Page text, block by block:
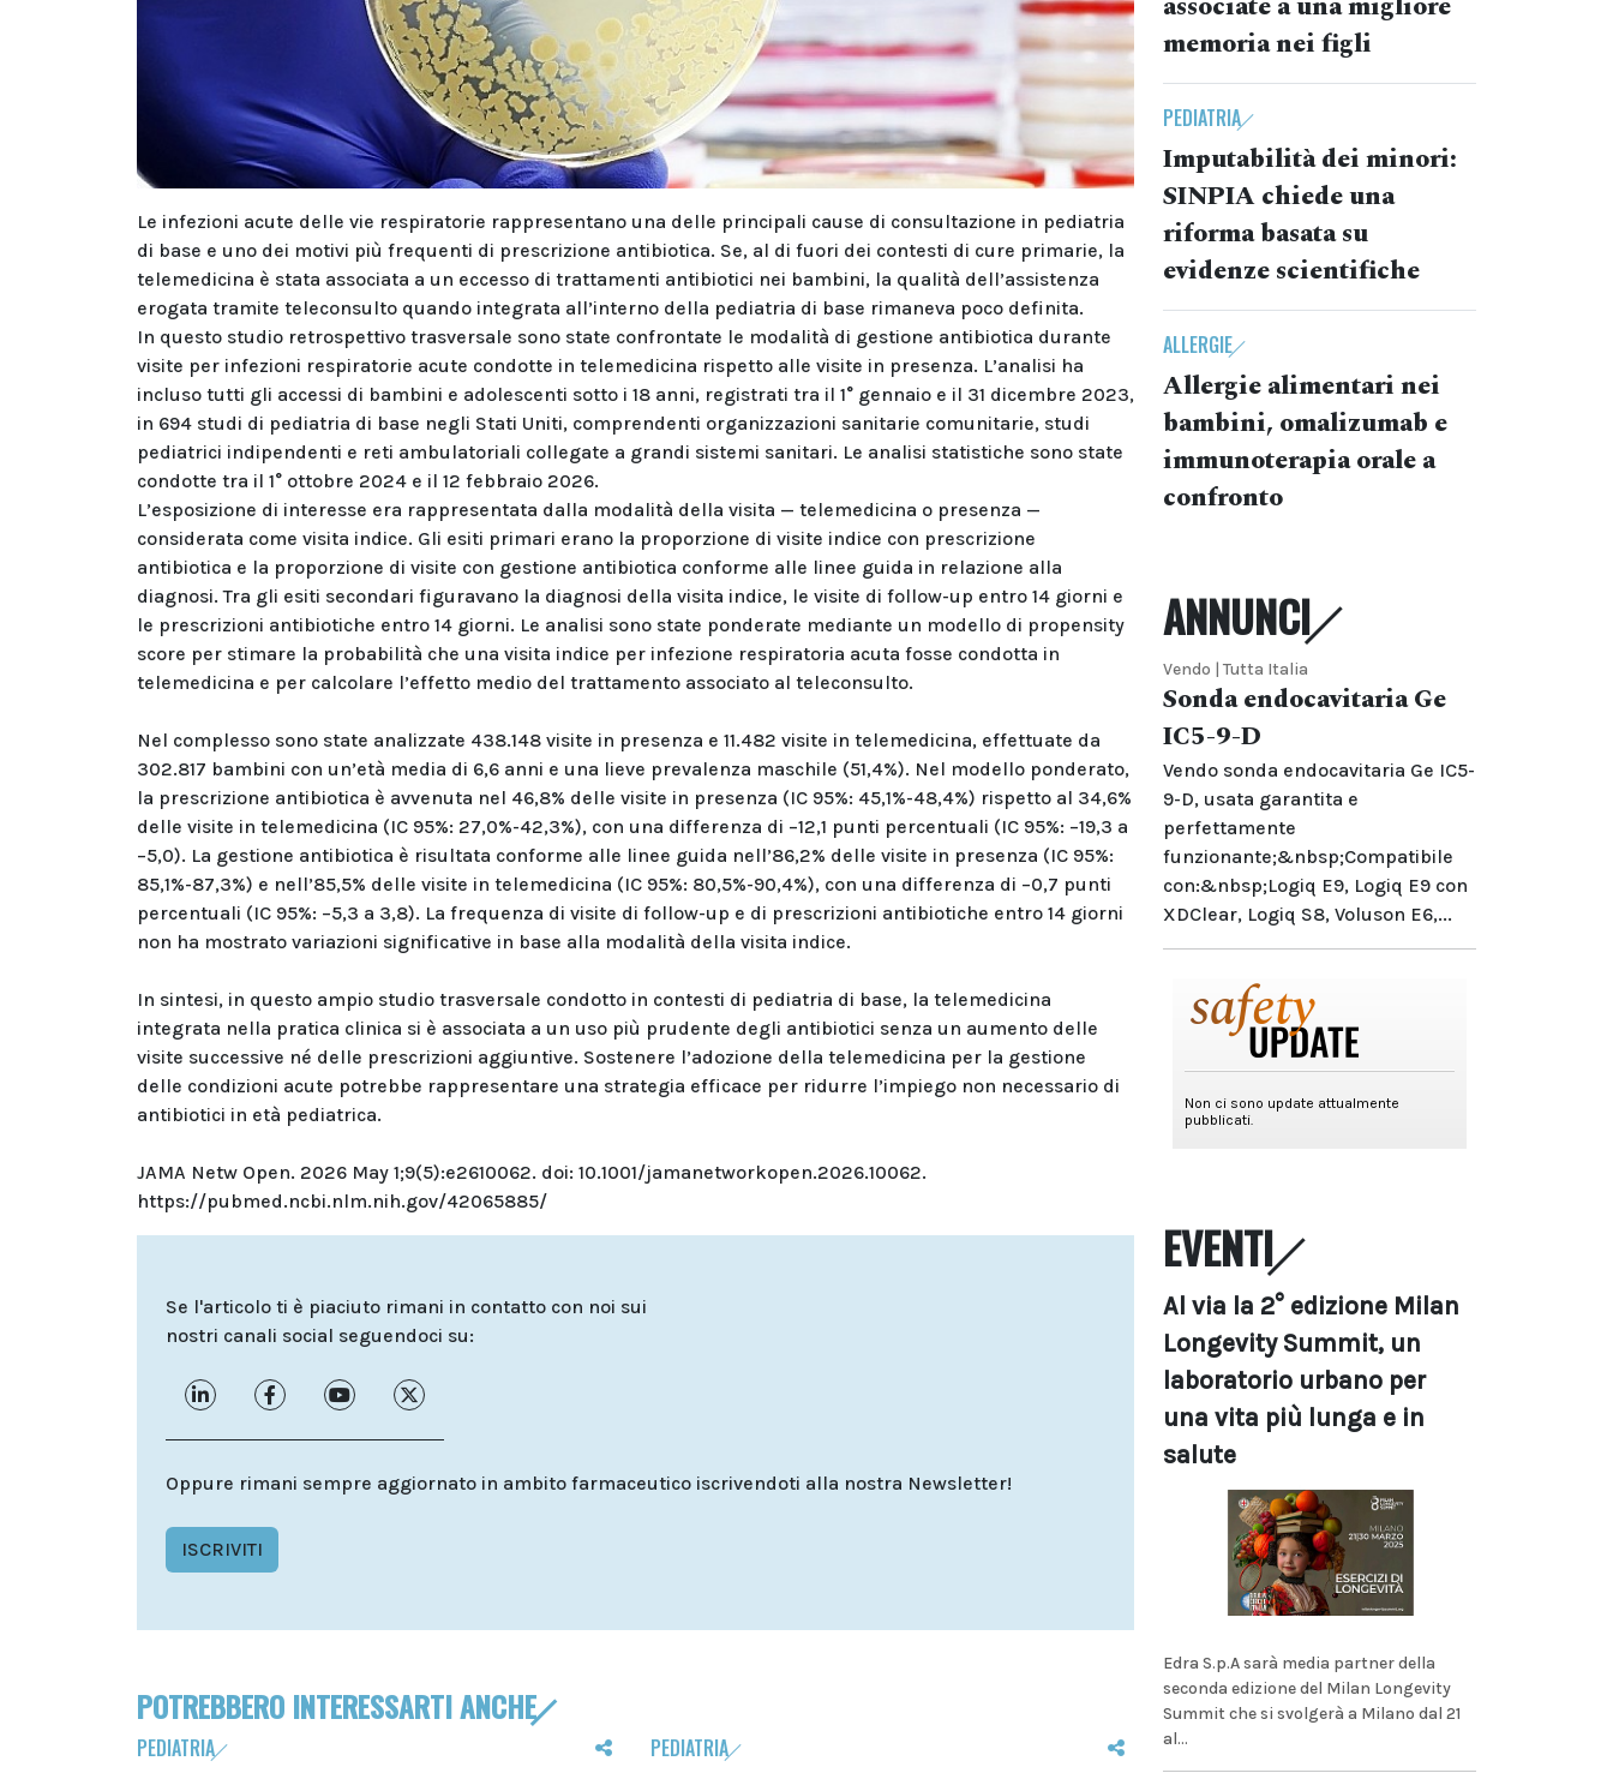
Le infezioni acute delle vie respiratorie rappresentano una delle principali cause di consultazione in pediatria
di base e uno dei motivi più frequenti di prescrizione antibiotica. Se, al di fuori dei contesti di cure primarie, la
telemedicina è stata associata a un eccesso di trattamenti antibiotici nei bambini, la qualità dell’assistenza
erogata tramite teleconsulto quando integrata all’interno della pediatria di base rimaneva poco definita.
In questo studio retrospettivo trasversale sono state confrontate le modalità di gestione antibiotica durante
visite per infezioni respiratorie acute condotte in telemedicina rispetto alle visite in presenza. L’analisi ha
incluso tutti gli accessi di bambini e adolescenti sotto i 18 anni, registrati tra il 1° gennaio e il 31 dicembre 2023,
in 694 studi di pediatria di base negli Stati Uniti, comprendenti organizzazioni sanitarie comunitarie, studi
pediatrici indipendenti e reti ambulatoriali collegate a grandi sistemi sanitari. Le analisi statistiche sono state
condotte tra il 1° ottobre 2024 e il 12 febbraio 2026.
L’esposizione di interesse era rappresentata dalla modalità della visita — telemedicina o presenza —
considerata come visita indice. Gli esiti primari erano la proporzione di visite indice con prescrizione
antibiotica e la proporzione di visite con gestione antibiotica conforme alle linee guida in relazione alla
diagnosi. Tra gli esiti secondari figuravano la diagnosi della visita indice, le visite di follow-up entro 14 giorni e
le prescrizioni antibiotiche entro 14 giorni. Le analisi sono state ponderate mediante un modello di propensity
score per stimare la probabilità che una visita indice per infezione respiratoria acuta fosse condotta in
telemedicina e per calcolare l’effetto medio del trattamento associato al teleconsulto.
Nel complesso sono state analizzate 438.148 visite in presenza e 11.482 visite in telemedicina, effettuate da
302.817 bambini con un’età media di 6,6 anni e una lieve prevalenza maschile (51,4%). Nel modello ponderato,
la prescrizione antibiotica è avvenuta nel 46,8% delle visite in presenza (IC 95%: 45,1%-48,4%) rispetto al 34,6%
delle visite in telemedicina (IC 95%: 27,0%-42,3%), con una differenza di –12,1 punti percentuali (IC 95%: –19,3 a
–5,0). La gestione antibiotica è risultata conforme alle linee guida nell’86,2% delle visite in presenza (IC 95%:
85,1%-87,3%) e nell’85,5% delle visite in telemedicina (IC 95%: 80,5%-90,4%), con una differenza di –0,7 punti
percentuali (IC 95%: –5,3 a 3,8). La frequenza di visite di follow-up e di prescrizioni antibiotiche entro 14 giorni
non ha mostrato variazioni significative in base alla modalità della visita indice.
In sintesi, in questo ampio studio trasversale condotto in contesti di pediatria di base, la telemedicina
integrata nella pratica clinica si è associata a un uso più prudente degli antibiotici senza un aumento delle
visite successive né delle prescrizioni aggiuntive. Sostenere l’adozione della telemedicina per la gestione
delle condizioni acute potrebbe rappresentare una strategia efficace per ridurre l’impiego non necessario di
antibiotici in età pediatrica.
JAMA Netw Open. 2026 May 1;9(5):e2610062. doi: 10.1001/jamanetworkopen.2026.10062.
https://pubmed.ncbi.nlm.nih.gov/42065885/
Se l'articolo ti è piaciuto rimani in contatto con noi sui
nostri canali social seguendoci su:
Oppure rimani sempre aggiornato in ambito farmaceutico iscrivendoti alla nostra Newsletter!
ISCRIVITI
POTREBBERO INTERESSARTI ANCHE
PEDIATRIA PEDIATRIA
memoria nei figli
PEDIATRIA
Imputabilità dei minori:
SINPIA chiede una
riforma basata su
evidenze scientifiche
ALLERGIE
Allergie alimentari nei
bambini, omalizumab e
immunoterapia orale a
confronto
ANNUNCI
Vendo | Tutta Italia
Sonda endocavitaria Ge
IC5-9-D
Vendo sonda endocavitaria Ge IC5-
9-D, usata garantita e
perfettamente
funzionante;&nbsp;Compatibile
con:&nbsp;Logiq E9, Logiq E9 con
XDClear, Logiq S8, Voluson E6,...
EVENTI
Al via la 2° edizione Milan
Longevity Summit, un
laboratorio urbano per
una vita più lunga e in
salute
Edra S.p.A sarà media partner della
seconda edizione del Milan Longevity
Summit che si svolgerà a Milano dal 21
al...